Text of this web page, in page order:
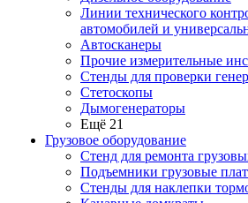
Линии технического
автомобилей и
Автосканеры
Прочие измерительные
Стенды для проверки
Стетоскопы
Дымогенераторы
Ещё 21
Грузовое оборудование
Стенд для ремонта
Подъемники грузовые
Стенды для наклепки